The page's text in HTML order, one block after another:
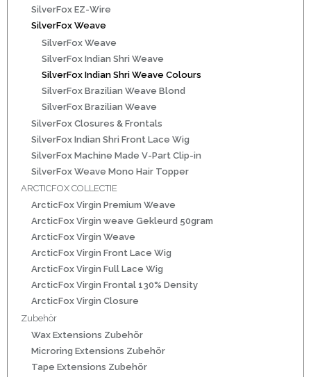
SilverFox EZ-Wire
SilverFox Weave
SilverFox Weave
SilverFox Indian Shri Weave
SilverFox Indian Shri Weave Colours
SilverFox Brazilian Weave Blond
SilverFox Brazilian Weave
SilverFox Closures & Frontals
SilverFox Indian Shri Front Lace Wig
SilverFox Machine Made V-Part Clip-in
SilverFox Weave Mono Hair Topper
ARCTICFOX COLLECTIE
ArcticFox Virgin Premium Weave
ArcticFox Virgin weave Gekleurd 50gram
ArcticFox Virgin Weave
ArcticFox Virgin Front Lace Wig
ArcticFox Virgin Full Lace Wig
ArcticFox Virgin Frontal 130% Density
ArcticFox Virgin Closure
Zubehör
Wax Extensions Zubehör
Microring Extensions Zubehör
Tape Extensions Zubehör